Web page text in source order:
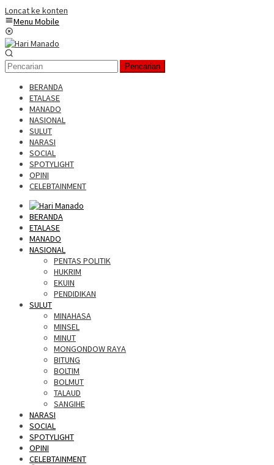
Loncat ke konten
Menu Mobile
Pencarian
BERANDA
ETALASE
MANADO
NASIONAL
SULUT
NARASI
SOCIAL
SPOTYLIGHT
OPINI
CELEBTAINMENT
BERANDA
ETALASE
MANADO
NASIONAL
PENTAS POLITIK
HUKRIM
EKUIN
PENDIDIKAN
SULUT
MINAHASA
MINSEL
MINUT
MONGONDOW RAYA
BITUNG
BOLTIM
BOLMUT
TALAUD
SANGIHE
NARASI
SOCIAL
SPOTYLIGHT
OPINI
CELEBTAINMENT